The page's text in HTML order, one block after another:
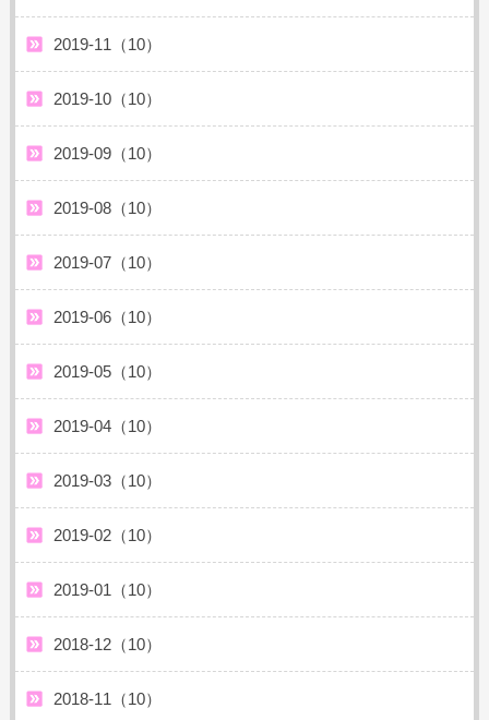
2019-11（10）
2019-10（10）
2019-09（10）
2019-08（10）
2019-07（10）
2019-06（10）
2019-05（10）
2019-04（10）
2019-03（10）
2019-02（10）
2019-01（10）
2018-12（10）
2018-11（10）